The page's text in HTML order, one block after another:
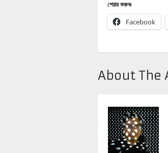
শেয়ার করুনঃ
Facebook
About The